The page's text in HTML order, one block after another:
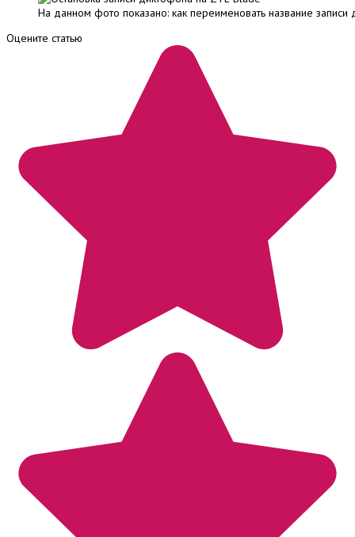
На данном фото показано: как переименовать название
Оцените статью